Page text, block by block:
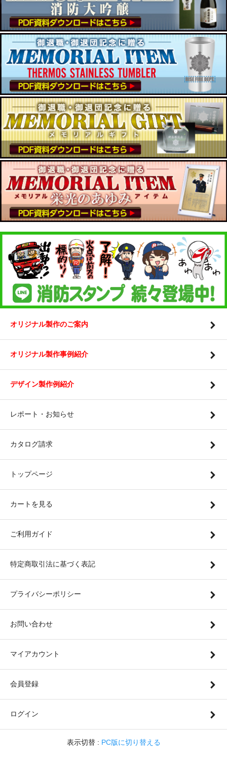
オリジナル製作のご案内
オリジナル製作事例紹介
デザイン製作例紹介
レポート・お知らせ
カタログ請求
トップページ
カートを見る
ご利用ガイド
特定商取引法に基づく表記
プライバシーポリシー
お問い合わせ
マイアカウント
会員登録
ログイン
表示切替 : PC版に切り替える